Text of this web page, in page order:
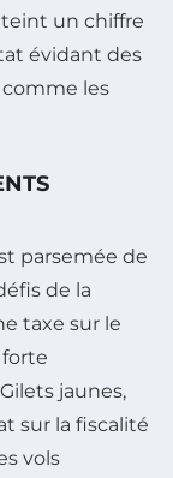
un chiffre
évidant des
les
parsemée de
de la
taxe sur le
jaunes,
sur la fiscalité
vols